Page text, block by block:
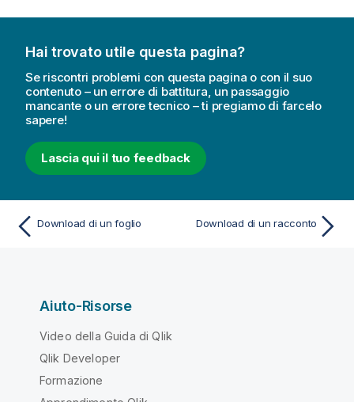
Hai trovato utile questa pagina?
Se riscontri problemi con questa pagina o con il suo
contenuto – un errore di battitura, un passaggio
mancante o un errore tecnico – ti pregiamo di farcelo
sapere!
Lascia qui il tuo feedback
Download di un foglio Download di un racconto
Aiuto-Risorse
Video della Guida di Qlik
Qlik Developer
Formazione